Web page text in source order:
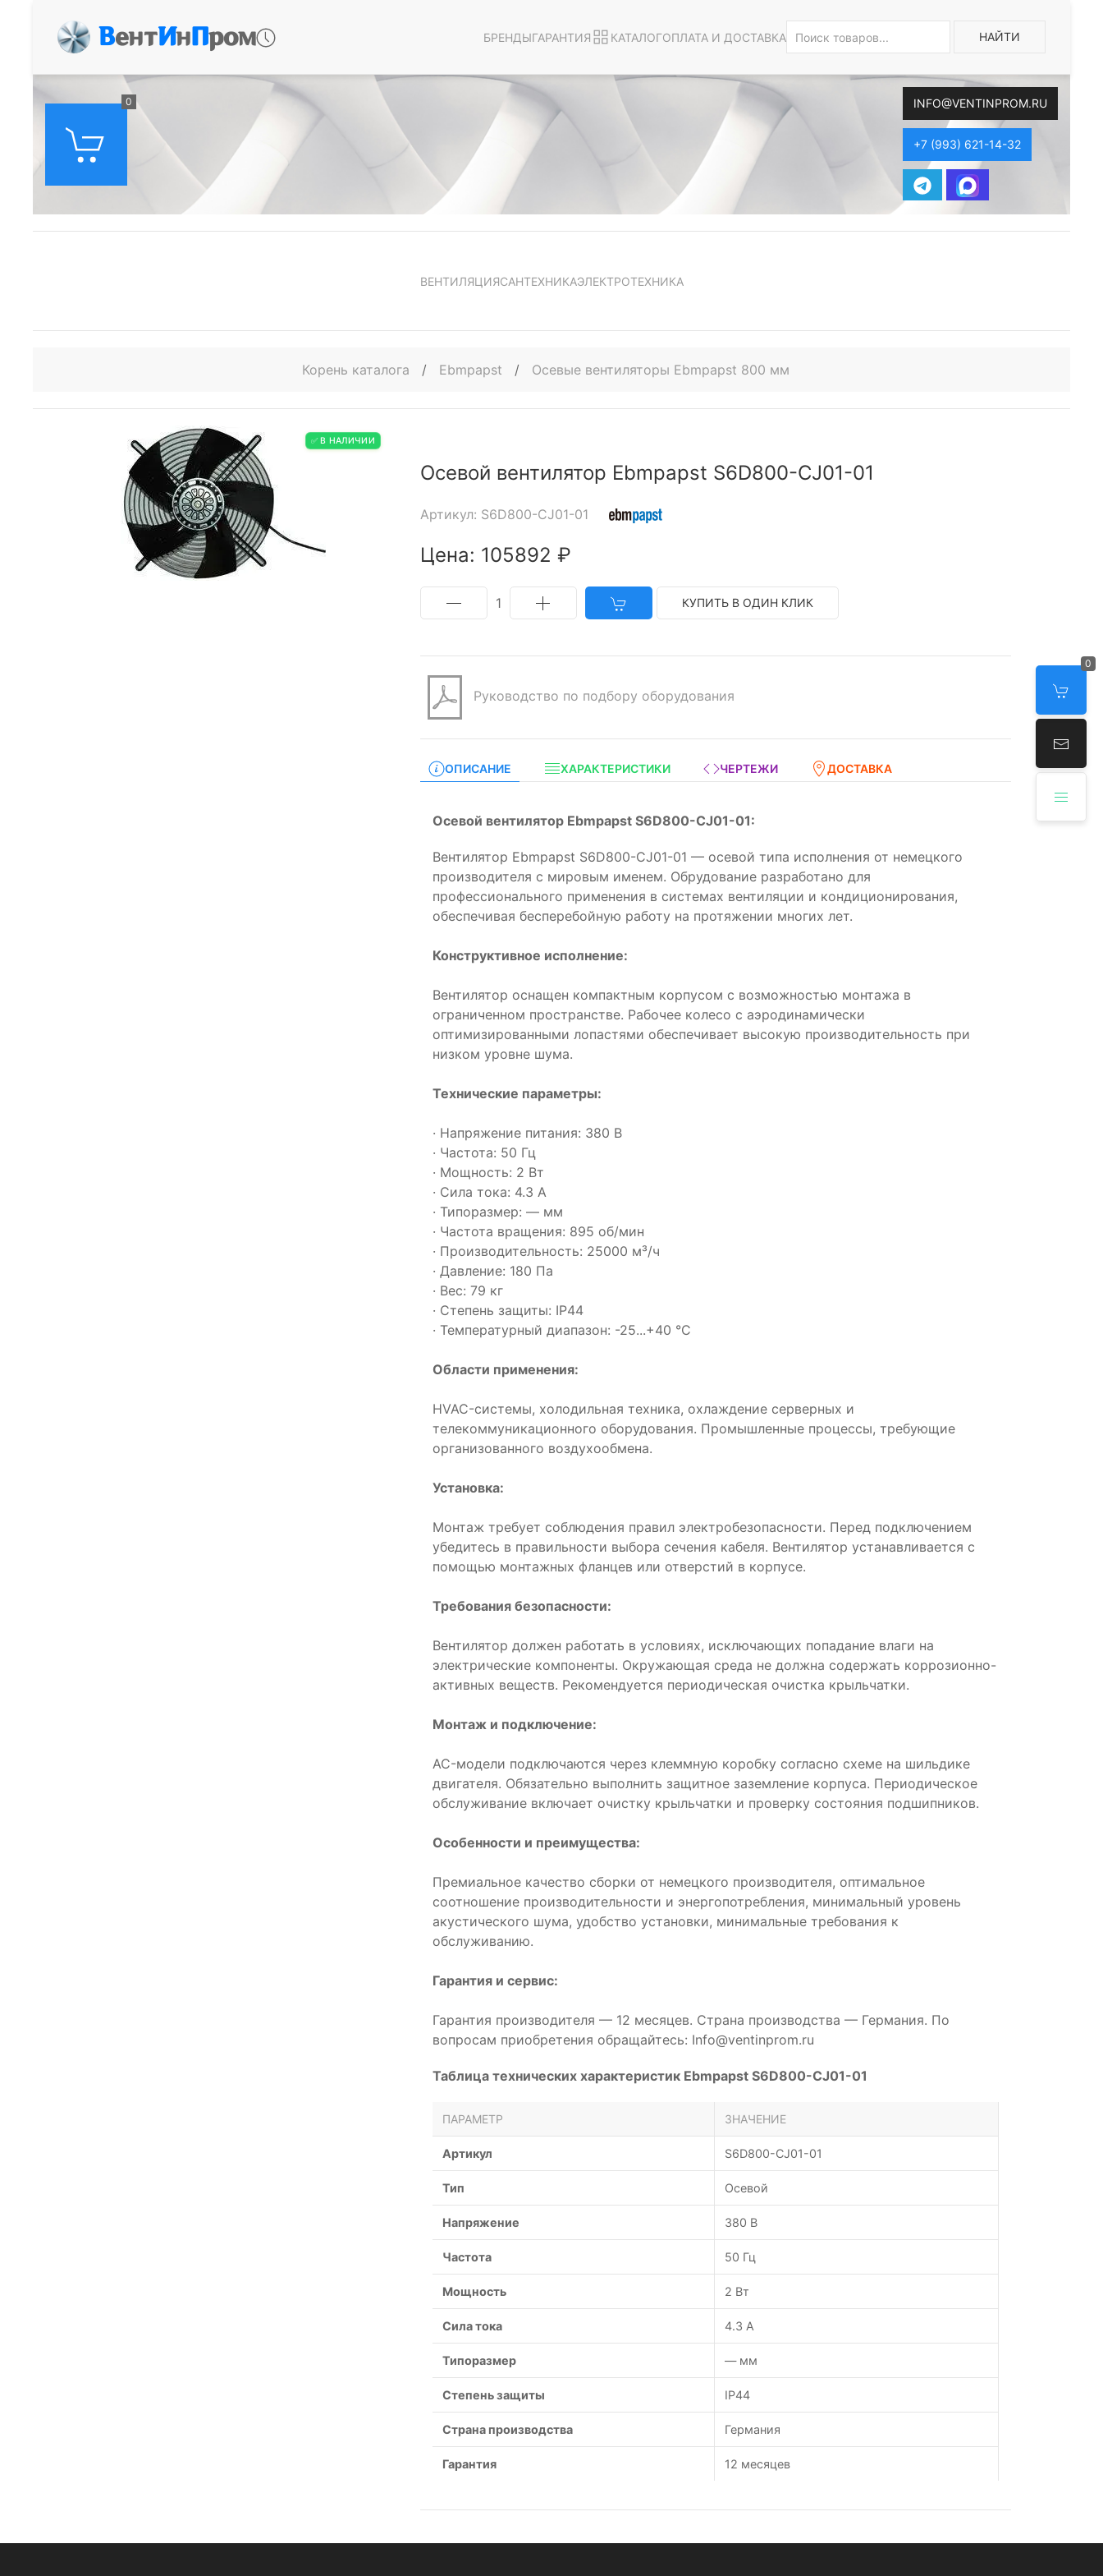
ВентИнПром БРЕНДЫГАРАНТИЯ КАТАЛОГОПЛАТА И ДОСТАВКА НАЙТИ
0 INFO@VENTINPROM.RU
+7 (993) 621-14-32
0
ВЕНТИЛЯЦИЯСАНТЕХНИКАЭЛЕКТРОТЕХНИКА
Корень каталога / Ebmpapst / Осевые вентиляторы Ebmpapst 800 мм
✅ В НАЛИЧИИ
Осевой вентилятор Ebmpapst S6D800-CJ01-01
Артикул: S6D800-CJ01-01
Цена: 105892 ₽
1 КУПИТЬ В ОДИН КЛИК
Руководство по подбору оборудования
ОПИСАНИЕ ХАРАКТЕРИСТИКИ ЧЕРТЕЖИ ДОСТАВКА
Осевой вентилятор Ebmpapst S6D800-CJ01-01:
Вентилятор Ebmpapst S6D800-CJ01-01 — осевой типа исполнения от немецкого
производителя с мировым именем. Обрудование разработано для
профессионального применения в системах вентиляции и кондиционирования,
обеспечивая бесперебойную работу на протяжении многих лет.
Конструктивное исполнение:
Вентилятор оснащен компактным корпусом с возможностью монтажа в
ограниченном пространстве. Рабочее колесо с аэродинамически
оптимизированными лопастями обеспечивает высокую производительность при
низком уровне шума.
Технические параметры:
· Напряжение питания: 380 В
· Частота: 50 Гц
· Мощность: 2 Вт
· Сила тока: 4.3 А
· Типоразмер: — мм
· Частота вращения: 895 об/мин
· Производительность: 25000 м³/ч
· Давление: 180 Па
· Вес: 79 кг
· Степень защиты: IP44
· Температурный диапазон: -25...+40 °C
Области применения:
HVAC-системы, холодильная техника, охлаждение серверных и
телекоммуникационного оборудования. Промышленные процессы, требующие
организованного воздухообмена.
Установка:
Монтаж требует соблюдения правил электробезопасности. Перед подключением
убедитесь в правильности выбора сечения кабеля. Вентилятор устанавливается с
помощью монтажных фланцев или отверстий в корпусе.
Требования безопасности:
Вентилятор должен работать в условиях, исключающих попадание влаги на
электрические компоненты. Окружающая среда не должна содержать коррозионно-
активных веществ. Рекомендуется периодическая очистка крыльчатки.
Монтаж и подключение:
AC-модели подключаются через клеммную коробку согласно схеме на шильдике
двигателя. Обязательно выполнить защитное заземление корпуса. Периодическое
обслуживание включает очистку крыльчатки и проверку состояния подшипников.
Особенности и преимущества:
Премиальное качество сборки от немецкого производителя, оптимальное
соотношение производительности и энергопотребления, минимальный уровень
акустического шума, удобство установки, минимальные требования к
обслуживанию.
Гарантия и сервис:
Гарантия производителя — 12 месяцев. Страна производства — Германия. По
вопросам приобретения обращайтесь: Info@ventinprom.ru
Таблица технических характеристик Ebmpapst S6D800-CJ01-01
ПАРАМЕТР ЗНАЧЕНИЕ
Артикул S6D800-CJ01-01
Тип Осевой
Напряжение 380 В
Частота 50 Гц
Мощность 2 Вт
Сила тока 4.3 А
Типоразмер — мм
Степень защиты IP44
Страна производства Германия
Гарантия 12 месяцев